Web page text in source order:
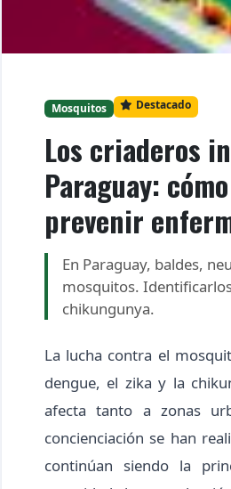
Mosquitos Destacado
Los criaderos
Paraguay:
prevenir
En Paraguay, baldes,
mosquitos.
chikungunya.
La lucha contra el
dengue, el zika y la
afecta tanto a zonas
concienciación se han
continúan siendo la